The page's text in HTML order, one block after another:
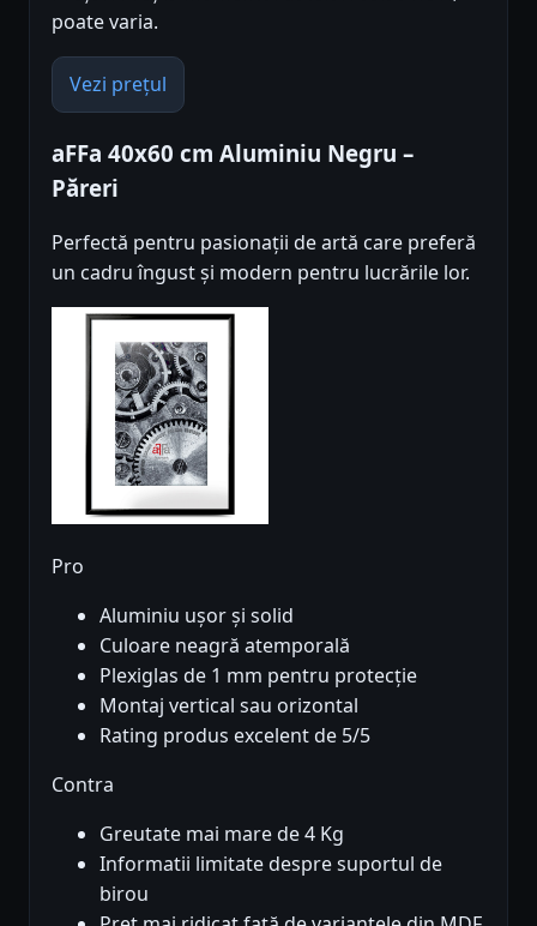
poate varia.
Vezi prețul
aFFa 40x60 cm Aluminiu Negru –
Păreri
Perfectă pentru pasionații de artă care preferă
un cadru îngust și modern pentru lucrările lor.
Pro
Aluminiu ușor și solid
Culoare neagră atemporală
Plexiglas de 1 mm pentru protecție
Montaj vertical sau orizontal
Rating produs excelent de 5/5
Contra
Greutate mai mare de 4 Kg
Informatii limitate despre suportul de
birou